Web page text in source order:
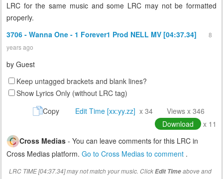
LRC for the same music and some LRC may not be formatted
properly.
3706 - Wanna One - 1 Forever1 Prod NELL MV [04:37.34]
8
years ago
by Guest
Keep untagged brackets and blank lines?
Show Lyrics Only (without LRC tag)
Copy
Edit Time [xx:yy.zz] x 34
Views x 346
Download
x 11
Cross Medias - You can leave comments for this LRC in
Cross Medias platform. Go to Cross Medias to comment .
LRC TIME [04:37.34] may not match your music. ClickEdit Timeabove and